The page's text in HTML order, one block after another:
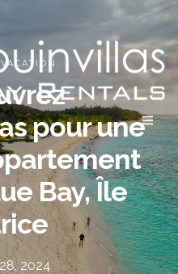
VACATION
pour une
Bay, Île
2024